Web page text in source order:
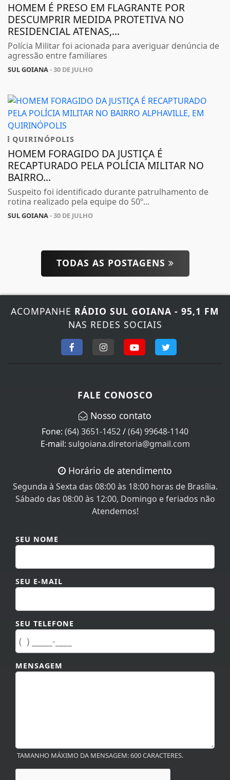
HOMEM É PRESO EM FLAGRANTE POR
DESCUMPRIR MEDIDA PROTETIVA NO
RESIDENCIAL ATENAS,...
Polícia Militar foi acionada para averiguar denúncia de
agressão entre familiares
SUL GOIANA- 30 DE JULHO
QUIRINÓPOLIS
HOMEM FORAGIDO DA JUSTIÇA É
RECAPTURADO PELA POLÍCIA MILITAR NO
BAIRRO...
Suspeito foi identificado durante patrulhamento de
rotina realizado pela equipe do 50º...
SUL GOIANA- 30 DE JULHO
TODAS AS POSTAGENS
ACOMPANHE RÁDIO SUL GOIANA - 95,1 FM
NAS REDES SOCIAIS
FALE CONOSCO
Nosso contato
Fone: (64) 3651-1452/(64) 99648-1140
E-mail: sulgoiana.diretoria@gmail.com
Horário de atendimento
Segunda à Sexta das 08:00 às 18:00 horas de Brasília.
Sábado das 08:00 às 12:00, Domingo e feriados não
Atendemos!
SEU NOME
SEU E-MAIL
SEU TELEFONE
MENSAGEM
TAMANHO MÁXIMO DA MENSAGEM: 600 CARACTERES.